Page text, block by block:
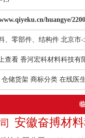
huangye/
、零部件、结构件 北京市-
查看 香河宏科材料科技有
仓储货架 商标分类 在线医
安徽奋搏材